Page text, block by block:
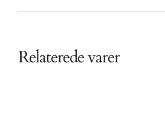
Relaterede varer